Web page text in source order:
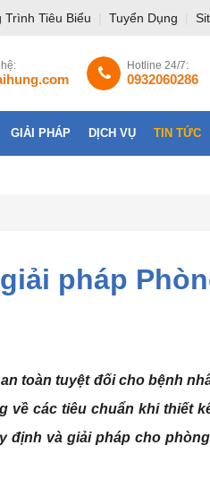
Trình Tiêu Biểu Tuyển Dụng
Hotline 24/7:
0932060286
GIẢI PHÁP DỊCH VỤ TIN TỨC
pháp
toàn tuyệt đối cho bệnh
về các tiêu chuẩn khi thiết
định và giải pháp cho